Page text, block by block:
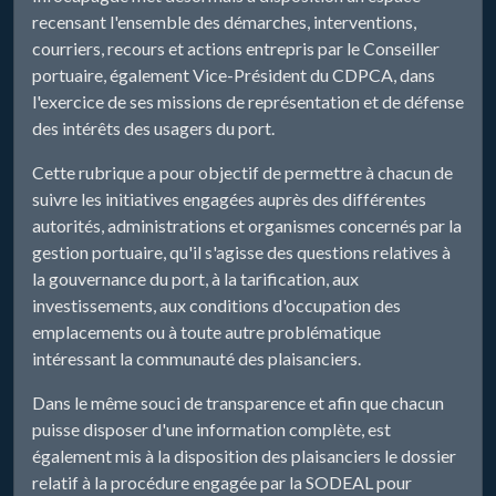
recensant l'ensemble des démarches, interventions,
courriers, recours et actions entrepris par le Conseiller
portuaire, également Vice-Président du CDPCA, dans
l'exercice de ses missions de représentation et de défense
des intérêts des usagers du port.
Cette rubrique a pour objectif de permettre à chacun de
suivre les initiatives engagées auprès des différentes
autorités, administrations et organismes concernés par la
gestion portuaire, qu'il s'agisse des questions relatives à
la gouvernance du port, à la tarification, aux
investissements, aux conditions d'occupation des
emplacements ou à toute autre problématique
intéressant la communauté des plaisanciers.
Dans le même souci de transparence et afin que chacun
puisse disposer d'une information complète, est
également mis à la disposition des plaisanciers le dossier
relatif à la procédure engagée par la SODEAL pour